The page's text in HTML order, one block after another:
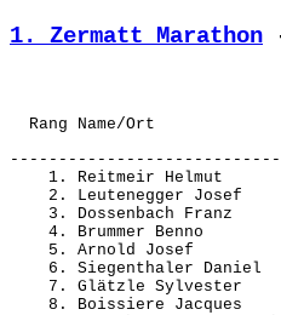
1. Zermatt Marathon
1. Reitmeir Helmut
2. Leutenegger Josef
3. Dossenbach Franz
4. Brummer Benno
5. Arnold Josef
6. Siegenthaler Daniel
7. Glätzle Sylvester
8. Boissiere Jacques